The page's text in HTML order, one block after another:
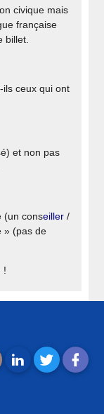
civique mais
française
billet.
ils ceux qui ont
et non pas
(un conseiller /
» (pas de
!